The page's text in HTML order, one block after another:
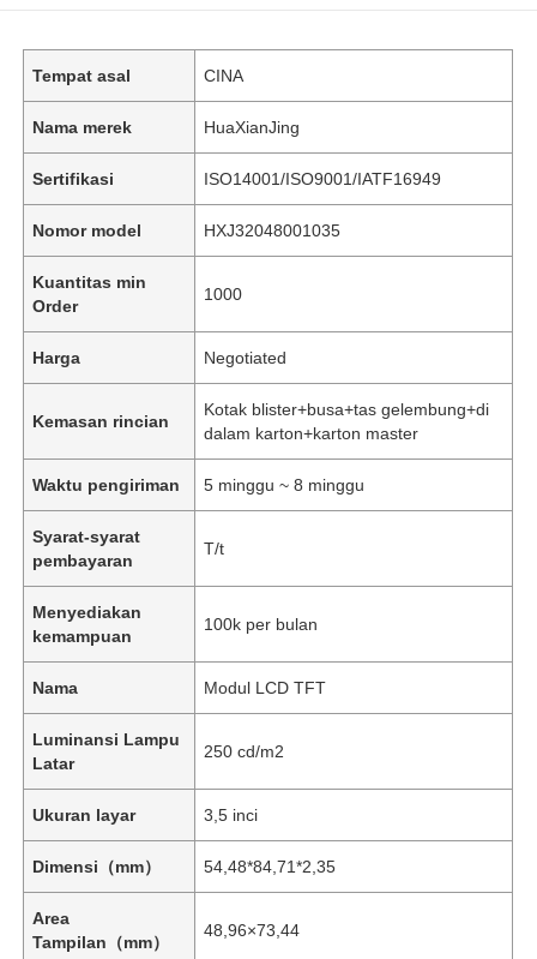
Tempat asal CINA
Nama merek HuaXianJing
Sertifikasi ISO14001/ISO9001/IATF16949
Nomor model HXJ32048001035
Kuantitas min
Order
1000
Harga Negotiated
Kemasan rincian
Kotak blister+busa+tas gelembung+di
dalam karton+karton master
Waktu pengiriman 5 minggu ~ 8 minggu
Syarat-syarat
pembayaran
T/t
Menyediakan
kemampuan
100k per bulan
Nama Modul LCD TFT
Luminansi Lampu
Latar
250 cd/m2
Ukuran layar 3,5 inci
Dimensi（mm） 54,48*84,71*2,35
Area
Tampilan（mm）
48,96×73,44